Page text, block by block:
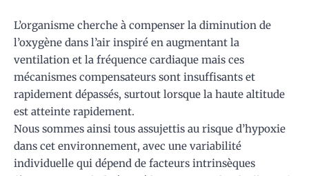
L’organisme cherche à compenser la diminution de
l’oxygène dans l’air inspiré en augmentant la
ventilation et la fréquence cardiaque mais ces
mécanismes compensateurs sont insuffisants et
rapidement dépassés, surtout lorsque la haute altitude
est atteinte rapidement.
Nous sommes ainsi tous assujettis au risque d’hypoxie
dans cet environnement, avec une variabilité
individuelle qui dépend de facteurs intrinsèques